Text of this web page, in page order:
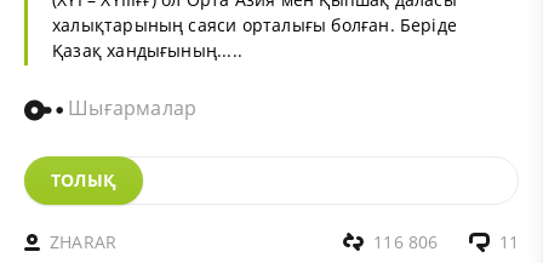
халықтарының саяси орталығы болған. Беріде
Қазақ хандығының.....
Шығармалар
ТОЛЫҚ
ZHARAR 11
116 806